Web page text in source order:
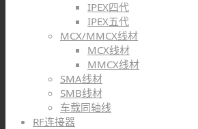
IPEX四代
IPEX五代
MCX/MMCX线材
MCX线材
MMCX线材
SMA线材
SMB线材
车载同轴线
RF连接器